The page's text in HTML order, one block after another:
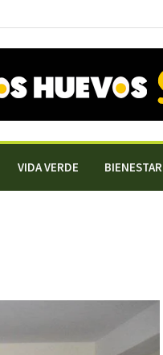
VIDA VERDE BIENESTAR